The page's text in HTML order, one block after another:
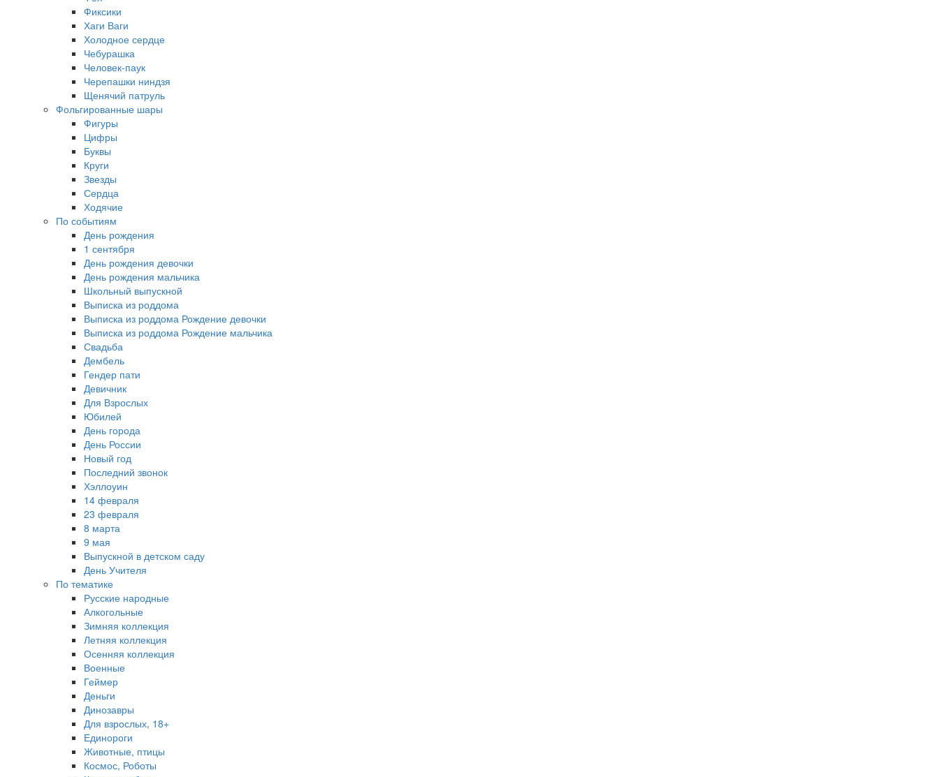
Фиксики
Хаги Ваги
Холодное сердце
Чебурашка
Человек-паук
Черепашки ниндзя
Щенячий патруль
Фольгированные шары
Фигуры
Цифры
Буквы
Круги
Звезды
Сердца
Ходячие
По событиям
День рождения
1 сентября
День рождения девочки
День рождения мальчика
Школьный выпускной
Выписка из роддома
Выписка из роддома Рождение девочки
Выписка из роддома Рождение мальчика
Свадьба
Дембель
Гендер пати
Девичник
Для Взрослых
Юбилей
День города
День России
Новый год
Последний звонок
Хэллоуин
14 февраля
23 февраля
8 марта
9 мая
Выпускной в детском саду
День Учителя
По тематике
Русские народные
Алкогольные
Зимняя коллекция
Летняя коллекция
Осенняя коллекция
Военные
Геймер
Деньги
Динозавры
Для взрослых, 18+
Единороги
Животные, птицы
Космос, Роботы